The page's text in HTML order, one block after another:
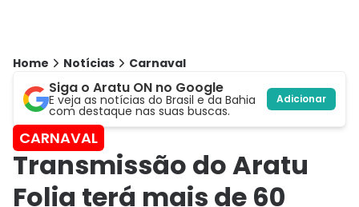
Home Notícias Carnaval
Siga o Aratu ON no Google
E veja as notícias do Brasil e da Bahia
com destaque nas suas buscas.
Adicionar
CARNAVAL
Transmissão do Aratu
Folia terá mais de 60